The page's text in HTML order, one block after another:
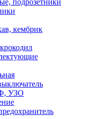
подрозетники
кембрик
УЗО